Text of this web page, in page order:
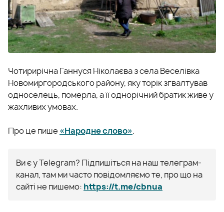
Чотирирічна Ганнуся Ніколаєва з села Веселівка
Новомиргородського району, яку торік зґвалтував
односелець, померла, а її однорічний братик живе у
жахливих умовах.
Про це пише «Народне слово».
Ви є у Telegram? Підпишіться на наш телеграм-
канал, там ми часто повідомляємо те, про що на
сайті не пишемо: https://t.me/cbnua